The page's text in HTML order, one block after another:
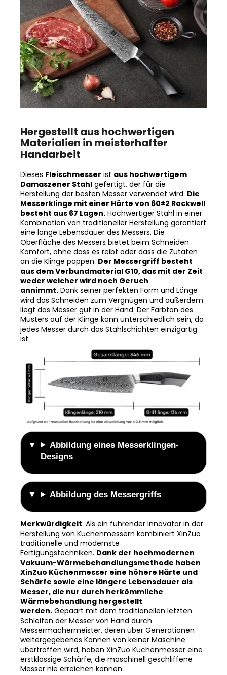
Hergestellt aus hochwertigen
Materialien in meisterhafter
Handarbeit
Dieses Fleischmesser ist aus hochwertigem
Damaszener Stahl gefertigt, der für die
Herstellung der besten Messer verwendet wird. Die
Messerklinge mit einer Härte von 60±2 Rockwell
besteht aus 67 Lagen. Hochwertiger Stahl in einer
Kombination von traditioneller Herstellung garantiert
eine lange Lebensdauer des Messers. Die
Oberfläche des Messers bietet beim Schneiden
Komfort, ohne dass es reibt oder dass die Zutaten
an die Klinge pappen. Der Messergriff besteht
aus dem Verbundmaterial G10, das mit der Zeit
weder weicher wird noch Geruch
annimmt. Dank seiner perfekten Form und Länge
wird das Schneiden zum Vergnügen und außerdem
liegt das Messer gut in der Hand. Der Farbton des
Musters auf der Klinge kann unterschiedlich sein, da
jedes Messer durch das Stahlschichten einzigartig
ist.
Abbildung eines Messerklingen-
Designs
Abbildung des Messergriffs
Merkwürdigkeit: Als ein führender Innovator in der
Herstellung von Küchenmessern kombiniert XinZuo
traditionelle und modernste
Fertigungstechniken. Dank der hochmodernen
Vakuum-Wärmebehandlungsmethode haben
XinZuo Küchenmesser eine höhere Härte und
Schärfe sowie eine längere Lebensdauer als
Messer, die nur durch herkömmliche
Wärmebehandlung hergestellt
werden. Gepaart mit dem traditionellen letzten
Schleifen der Messer von Hand durch
Messermachermeister, deren über Generationen
weitergegebenes Können von keiner Maschine
übertroffen wird, haben XinZuo Küchenmesser eine
erstklassige Schärfe, die maschinell geschliffene
Messer nie erreichen können.